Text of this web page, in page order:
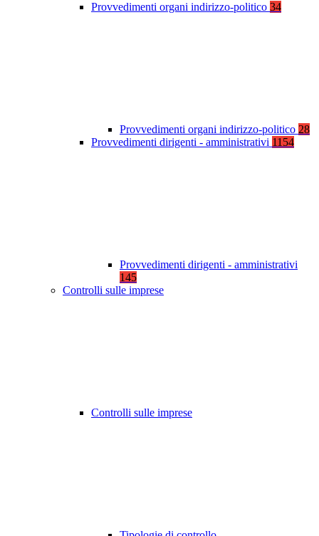
Provvedimenti organi indirizzo-politico 34
Provvedimenti organi indirizzo-politico 28
Provvedimenti dirigenti - amministrativi 1154
Provvedimenti dirigenti - amministrativi
145
Controlli sulle imprese
Controlli sulle imprese